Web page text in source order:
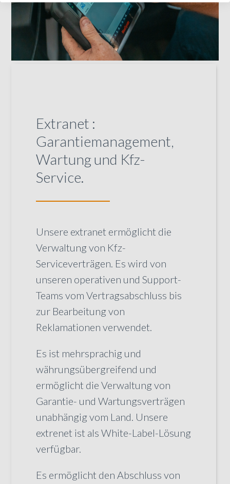
Extranet :
Garantiemanagement,
Wartung und Kfz-
Service.
Unsere extranet ermöglicht die
Verwaltung von Kfz-
Serviceverträgen. Es wird von
unseren operativen und Support-
Teams vom Vertragsabschluss bis
zur Bearbeitung von
Reklamationen verwendet.
Es ist mehrsprachig und
währungsübergreifend und
ermöglicht die Verwaltung von
Garantie- und Wartungsverträgen
unabhängig vom Land. Unsere
extrenet ist als White-Label-Lösung
verfügbar.
Es ermöglicht den Abschluss von